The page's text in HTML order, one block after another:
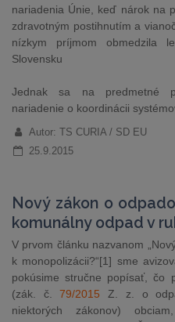
nariadenia Únie, keď nárok na
zdravotným postihnutím a
nízkym príjmom obmedzila
Slovensku
Jednak sa na predmetné
nariadenie o koordinácii
Autor: TS CURIA / SD EU
25.9.2015
Nový zákon o
komunálny odpad v
V prvom článku nazvanom
k monopolizácii?“[1] sme
pokúsime stručne popísať, čo
(zák. č.79/2015 Z. z. o
niektorých zákonov)